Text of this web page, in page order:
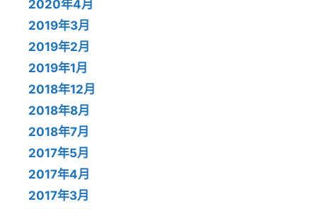
2020年4月
2019年3月
2019年2月
2019年1月
2018年12月
2018年8月
2018年7月
2017年5月
2017年4月
2017年3月